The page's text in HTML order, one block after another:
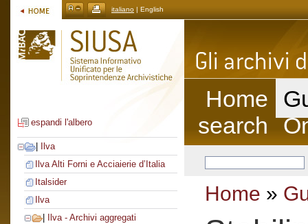
italiano | English
espandi l'albero
Ilva
Ilva Alti Forni e Acciaierie d’Italia
Italsider
Ilva
Ilva - Archivi aggregati
Home
search
Home »